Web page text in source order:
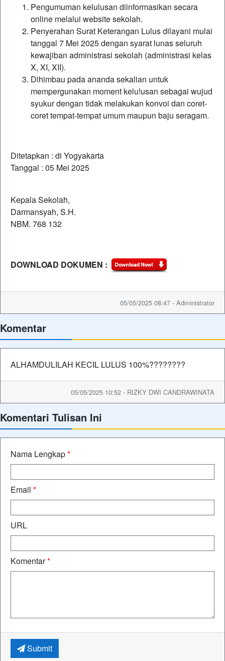
Pengumuman kelulusan diinformasikan secara
online melalui website sekolah.
Penyerahan Surat Keterangan Lulus dilayani mulai
tanggal 7 Mei 2025 dengan syarat lunas seluruh
kewajiban administrasi sekolah (administrasi kelas
X, XI, XII).
Dihimbau pada ananda sekalian untuk
mempergunakan moment kelu!usan sebagai wujud
syukur dengan tidak melakukan konvoi dan coret-
coret tempat-tempat umum maupun baju seragam.
Ditetapkan : di Yogyakarta
Tanggal : 05 Mei 2025
Kepala Sekolah,
Darmansyah, S.H.
NBM. 768 132
DOWNLOAD DOKUMEN :
05/05/2025 08:47 - Administrator
Komentar
ALHAMDULILAH KECIL LULUS 100%????????
05/05/2025 10:52 - RIZKY DWI CANDRAWINATA
Komentari Tulisan Ini
Nama Lengkap*
Email *
URL
Komentar*
Submit